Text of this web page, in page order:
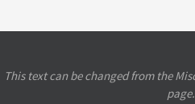
This text can be changed from the
page.